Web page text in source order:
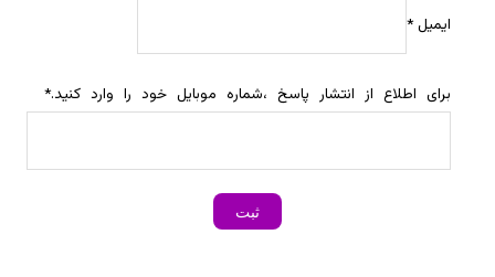
ایمیل*
برای اطلاع از انتشار پاسخ ،شماره موبایل خود را وارد کنید.*